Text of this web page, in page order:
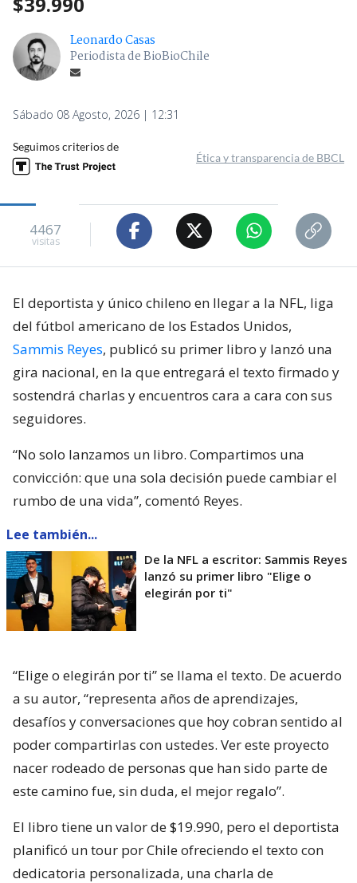
Leonardo Casas
Periodista de BioBioChile
Sábado 08 Agosto, 2026 | 12:31
Seguimos criterios de
Ética y transparencia de BBCL
4467
visitas
El deportista y único chileno en llegar a la NFL, liga
del fútbol americano de los Estados Unidos,
Sammis Reyes, publicó su primer libro y lanzó una
gira nacional, en la que entregará el texto firmado y
sostendrá charlas y encuentros cara a cara con sus
seguidores.
“No solo lanzamos un libro. Compartimos una
convicción: que una sola decisión puede cambiar el
rumbo de una vida”, comentó Reyes.
Lee también...
De la NFL a escritor: Sammis Reyes
lanzó su primer libro "Elige o
elegirán por ti"
“Elige o elegirán por ti” se llama el texto. De acuerdo
a su autor, “representa años de aprendizajes,
desafíos y conversaciones que hoy cobran sentido al
poder compartirlas con ustedes. Ver este proyecto
nacer rodeado de personas que han sido parte de
este camino fue, sin duda, el mejor regalo”.
El libro tiene un valor de $19.990, pero el deportista
planificó un tour por Chile ofreciendo el texto con
dedicatoria personalizada, una charla de